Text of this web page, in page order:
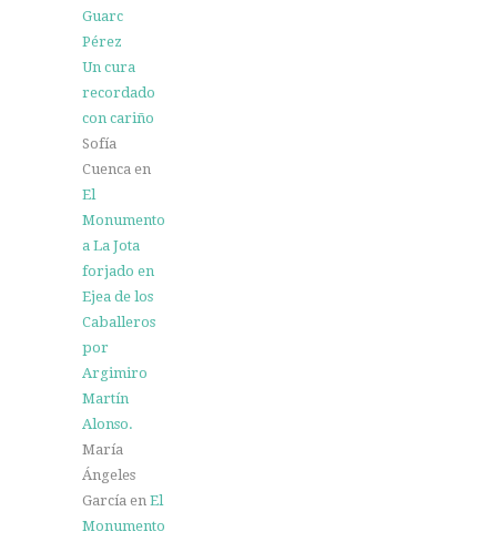
Guarc
Pérez
Un cura
recordado
con cariño
Sofía
Cuenca en
El
Monumento
a La Jota
forjado en
Ejea de los
Caballeros
por
Argimiro
Martín
Alonso.
María
Ángeles
García en El
Monumento